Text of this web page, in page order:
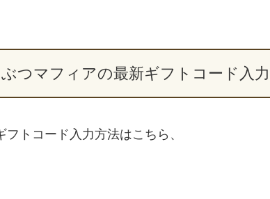
つマフィアの最新ギフトコード入
トコード入力方法はこちら、